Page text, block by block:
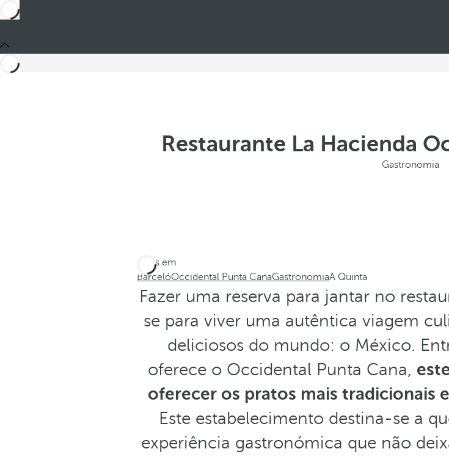
Restaurante La Hacienda
Gastronomia
Estes em
BarcelóOccidental Punta CanaGastronomiaA Quinta
Fazer uma reserva para jantar no
se para viver uma autêntica viagem
deliciosos do mundo: o México.
oferece o Occidental Punta Cana,
oferecer os pratos mais tradicionais
Este estabelecimento destina-se a
experiência gastronómica que não